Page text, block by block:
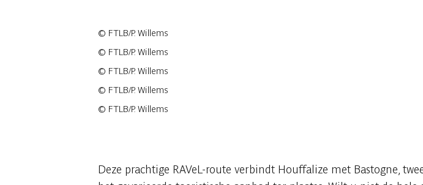
© FTLB/P. Willems
© FTLB/P. Willems
© FTLB/P. Willems
© FTLB/P. Willems
© FTLB/P. Willems
Deze prachtige RAVeL-route verbindt Houffalize met Bastogne,